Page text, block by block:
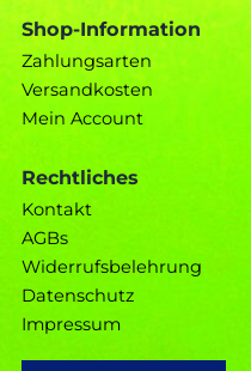
Shop-Information
Zahlungsarten
Versandkosten
Mein Account
Rechtliches
Kontakt
AGBs
Widerrufsbelehrung
Datenschutz
Impressum